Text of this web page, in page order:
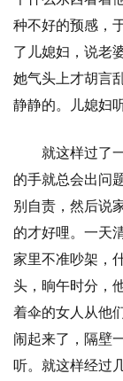
种不好的预感，
了儿媳妇，说老
她气头上才胡言
静静的。儿媳妇
就这样过了
的手就总会出问
别自责，然后说
的才好哩。一天
家里不准吵架，
头，晌午时分，
着伞的女人从他
闹起来了，隔壁
听。就这样经过